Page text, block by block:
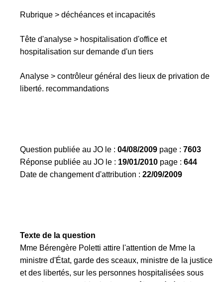
Rubrique > déchéances et incapacités
Tête d'analyse > hospitalisation d'office et
hospitalisation sur demande d'un tiers
Analyse > contrôleur général des lieux de privation de
liberté. recommandations
Question publiée au JO le : 04/08/2009 page : 7603
Réponse publiée au JO le : 19/01/2010 page : 644
Date de changement d'attribution : 22/09/2009
Texte de la question
Mme Bérengère Poletti attire l'attention de Mme la
ministre d'État, garde des sceaux, ministre de la justice
et des libertés, sur les personnes hospitalisées sous